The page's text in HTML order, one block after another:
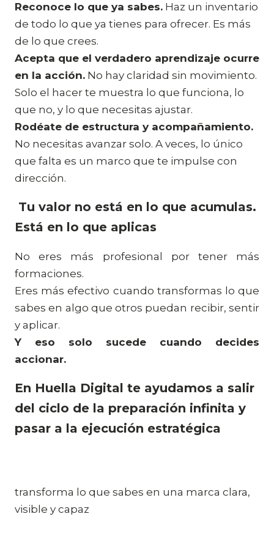
Reconoce lo que ya sabes. Haz un inventario
de todo lo que ya tienes para ofrecer. Es más
de lo que crees.
Acepta que el verdadero aprendizaje ocurre
en la acción. No hay claridad sin movimiento.
Solo el hacer te muestra lo que funciona, lo
que no, y lo que necesitas ajustar.
Rodéate de estructura y acompañamiento.
No necesitas avanzar solo. A veces, lo único
que falta es un marco que te impulse con
dirección.
Tu valor no está en lo que acumulas.
Está en lo que aplicas
No eres más profesional por tener más
formaciones.
Eres más efectivo cuando transformas lo que
sabes en algo que otros puedan recibir, sentir
y aplicar.
Y eso solo sucede cuando decides
accionar.
En Huella Digital te ayudamos a salir
del ciclo de la preparación infinita y
pasar a la ejecución estratégica
transforma lo que sabes en una marca clara,
visible y capaz